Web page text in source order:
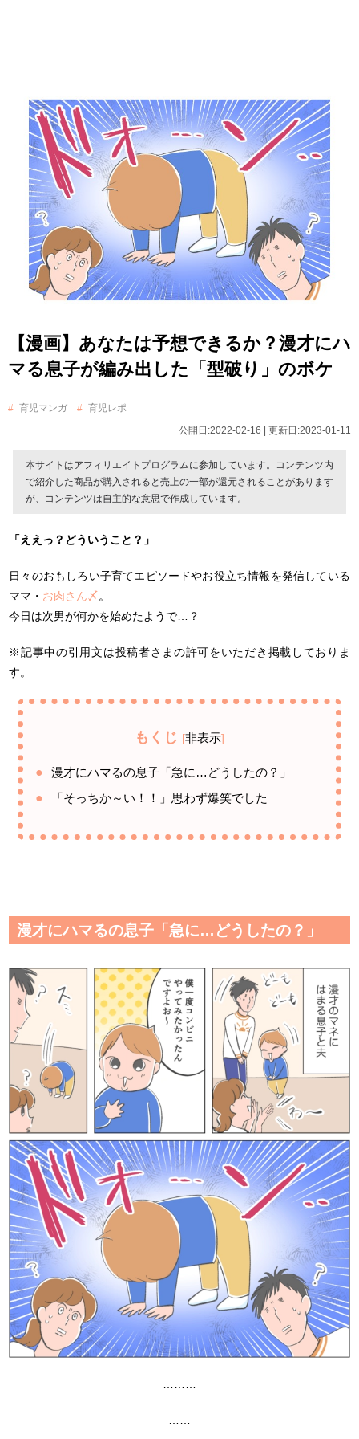
【漫画】あなたは予想できるか？漫才にハ
マる息子が編み出した「型破り」のボケ
育児マンガ
育児レポ
公開日:2022-02-16 | 更新日:2023-01-11
本サイトはアフィリエイトプログラムに参加しています。コンテンツ内
で紹介した商品が購入されると売上の一部が還元されることがあります
が、コンテンツは自主的な意思で作成しています。
「ええっ？どういうこと？」
日々のおもしろい子育てエピソードやお役立ち情報を発信している
ママ・ お肉さん〆。
今日は次男が何かを始めたようで…？
※記事中の引用文は投稿者さまの許可をいただき掲載しておりま
す。
もくじ [非表示]
漫才にハマるの息子「急に…どうしたの？」
「そっちか～い！！」思わず爆笑でした
漫才にハマるの息子「急に…どうしたの？」